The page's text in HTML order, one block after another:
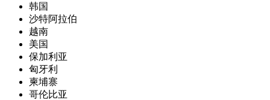
韩国
沙特阿拉伯
越南
美国
保加利亚
匈牙利
柬埔寨
哥伦比亚